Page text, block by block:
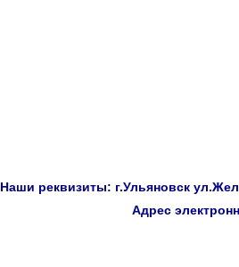
Наши реквизиты: г.Ульяновск
Адрес